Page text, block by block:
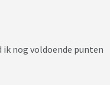
nog voldoende punten